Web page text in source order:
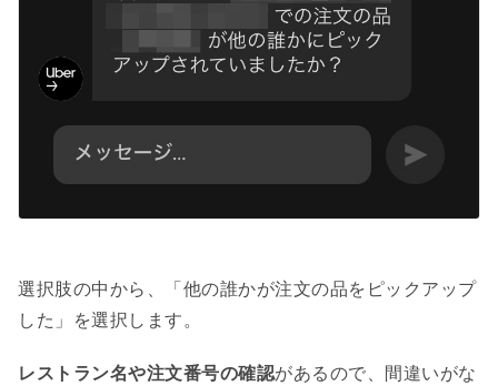
選択肢の中から、「他の誰かが注文の品をピックアップ
した」を選択します。
レストラン名や注文番号の確認があるので、間違いがな